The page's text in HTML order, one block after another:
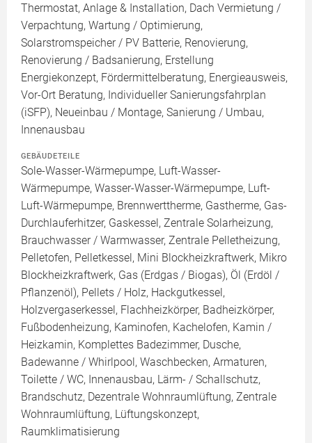
Thermostat, Anlage & Installation, Dach Vermietung /
Verpachtung, Wartung / Optimierung,
Solarstromspeicher / PV Batterie, Renovierung,
Renovierung / Badsanierung, Erstellung
Energiekonzept, Fördermittelberatung, Energieausweis,
Vor-Ort Beratung, Individueller Sanierungsfahrplan
(iSFP), Neueinbau / Montage, Sanierung / Umbau,
Innenausbau
GEBÄUDETEILE
Sole-Wasser-Wärmepumpe, Luft-Wasser-
Wärmepumpe, Wasser-Wasser-Wärmepumpe, Luft-
Luft-Wärmepumpe, Brennwerttherme, Gastherme, Gas-
Durchlauferhitzer, Gaskessel, Zentrale Solarheizung,
Brauchwasser / Warmwasser, Zentrale Pelletheizung,
Pelletofen, Pelletkessel, Mini Blockheizkraftwerk, Mikro
Blockheizkraftwerk, Gas (Erdgas / Biogas), Öl (Erdöl /
Pflanzenöl), Pellets / Holz, Hackgutkessel,
Holzvergaserkessel, Flachheizkörper, Badheizkörper,
Fußbodenheizung, Kaminofen, Kachelofen, Kamin /
Heizkamin, Komplettes Badezimmer, Dusche,
Badewanne / Whirlpool, Waschbecken, Armaturen,
Toilette / WC, Innenausbau, Lärm- / Schallschutz,
Brandschutz, Dezentrale Wohnraumlüftung, Zentrale
Wohnraumlüftung, Lüftungskonzept,
Raumklimatisierung